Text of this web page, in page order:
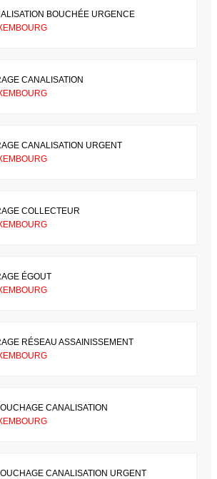
BOUCHÉE URGENCE
CANALISATION
CANALISATION URGENT
COLLECTEUR
ÉGOUT
RÉSEAU ASSAINISSEMENT
CANALISATION
CANALISATION URGENT